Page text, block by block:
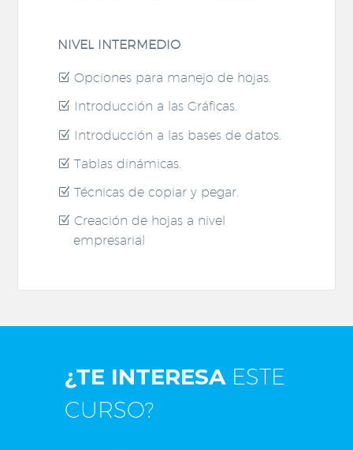
NIVEL INTERMEDIO
Opciones para manejo de hojas.
Introducción a las Gráficas.
Introducción a las bases de datos.
Tablas dinámicas.
Técnicas de copiar y pegar.
Creación de hojas a nivel
empresarial
¿TE INTERESAESTE
CURSO?